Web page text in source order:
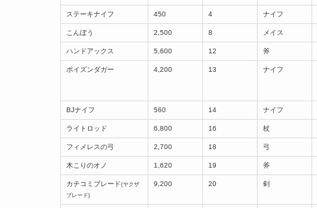
ステーキナイフ 450 4 ナイフ
こんぼう 2,500 8 メイス
ハンドアックス 5,600 12 斧
ポイズンダガー 4,200 13 ナイフ
BJナイフ 560 14 ナイフ
ライトロッド 6,800 16 杖
フィメレスの弓 2,700 18 弓
木こりのオノ 1,620 19 斧
カチコミブレード(ヤクザ
ブレード)
9,200 20 剣